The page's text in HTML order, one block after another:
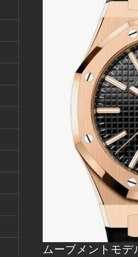
ムーブメントモデ